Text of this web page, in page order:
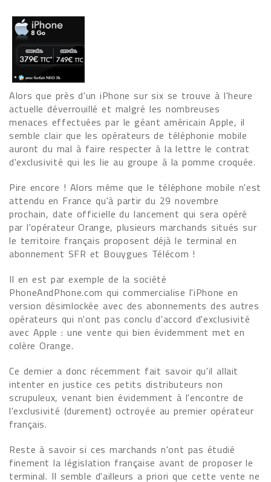
Alors que près d'un iPhone sur six se trouve à l'heure
actuelle déverrouillé et malgré les nombreuses
menaces effectuées par le géant américain Apple, il
semble clair que les opérateurs de téléphonie mobile
auront du mal à faire respecter à la lettre le contrat
d'exclusivité qui les lie au groupe à la pomme croquée.
Pire encore ! Alors même que le téléphone mobile n'est
attendu en France qu'à partir du 29 novembre
prochain, date officielle du lancement qui sera opéré
par l'opérateur Orange, plusieurs marchands situés sur
le territoire français proposent déjà le terminal en
abonnement SFR et Bouygues Télécom !
Il en est par exemple de la société
PhoneAndPhone.com qui commercialise l'iPhone en
version désimlockée avec des abonnements des autres
opérateurs qui n'ont pas conclu d'accord d'exclusivité
avec Apple : une vente qui bien évidemment met en
colère Orange.
Ce dernier a donc récemment fait savoir qu'il allait
intenter en justice ces petits distributeurs non
scrupuleux, venant bien évidemment à l'encontre de
l'exclusivité (durement) octroyée au premier opérateur
français.
Reste à savoir si ces marchands n'ont pas étudié
finement la législation française avant de proposer le
terminal. Il semble d'ailleurs a priori que cette vente ne